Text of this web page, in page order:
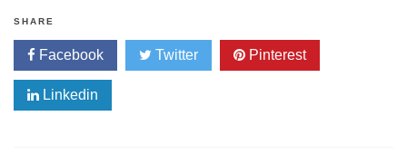
SHARE
Facebook Twitter Pinterest
Linkedin